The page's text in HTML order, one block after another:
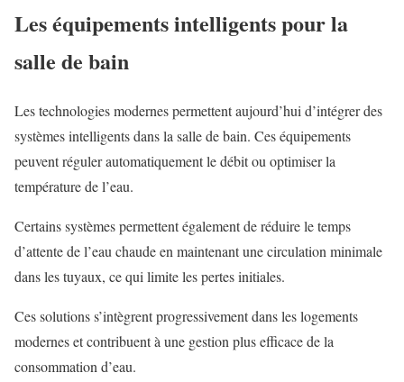
Les équipements intelligents pour la
salle de bain
Les technologies modernes permettent aujourd’hui d’intégrer des
systèmes intelligents dans la salle de bain. Ces équipements
peuvent réguler automatiquement le débit ou optimiser la
température de l’eau.
Certains systèmes permettent également de réduire le temps
d’attente de l’eau chaude en maintenant une circulation minimale
dans les tuyaux, ce qui limite les pertes initiales.
Ces solutions s’intègrent progressivement dans les logements
modernes et contribuent à une gestion plus efficace de la
consommation d’eau.